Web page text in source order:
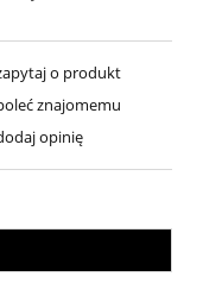
o produkt
znajomemu
opinię